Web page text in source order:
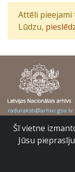
Attēli
Lūdzu,
raduraksti@arhivi.gov.lv
Šī vietne
Jūsu